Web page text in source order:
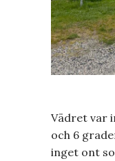
Vädret var
och 6
inget ont